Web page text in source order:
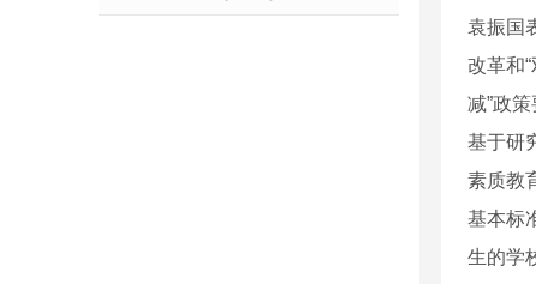
袁振国
改革和
减”政
基于研
素质教
基本标
生的学